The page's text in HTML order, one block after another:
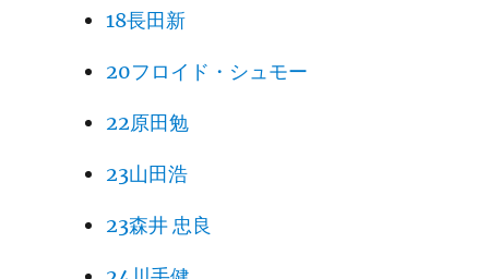
18長田新
20フロイド・シュモー
22原田勉
23山田浩
23森井 忠良